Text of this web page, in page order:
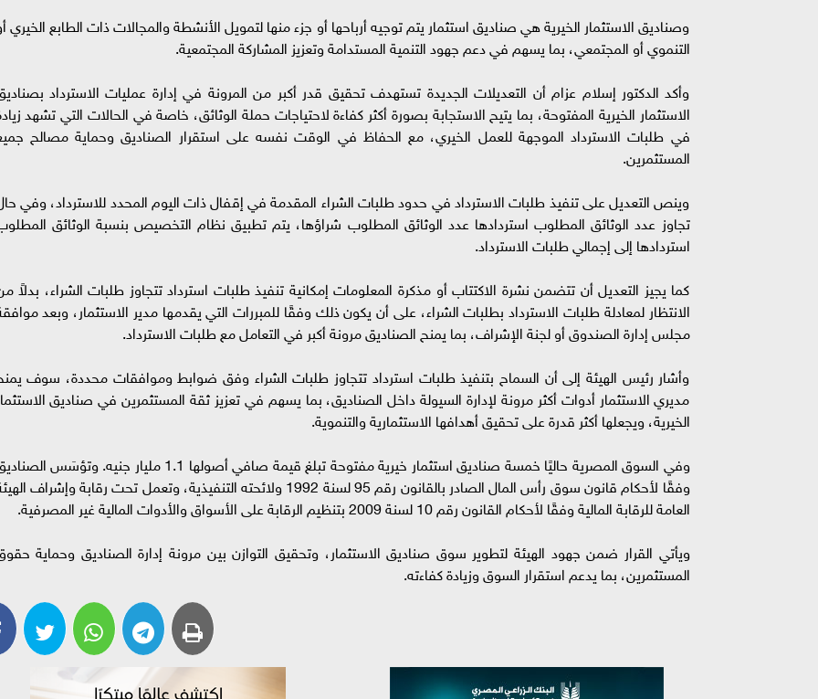
وصناديق الاستثمار الخيرية هي صناديق استثمار يتم توجيه أرباحها أو جزء منها لتمويل الأنشطة والمجالات ذات الطابع الخيري
التنموي أو المجتمعي، بما يسهم في دعم جهود التنمية المستدامة وتعزيز المشاركة المجتمعية.
وأكد الدكتور إسلام عزام أن التعديلات الجديدة تستهدف تحقيق قدر أكبر من المرونة في إدارة عمليات الاسترداد
الاستثمار الخيرية المفتوحة، بما يتيح الاستجابة بصورة أكثر كفاءة لاحتياجات حملة الوثائق، خاصة في الحالات التي تشهد
في طلبات الاسترداد الموجهة للعمل الخيري، مع الحفاظ في الوقت نفسه على استقرار الصناديق وحماية مصالح
المستثمرين.
وينص التعديل على تنفيذ طلبات الاسترداد في حدود طلبات الشراء المقدمة في إقفال ذات اليوم المحدد للاسترداد، وفي
تجاوز عدد الوثائق المطلوب استردادها عدد الوثائق المطلوب شراؤها، يتم تطبيق نظام التخصيص بنسبة الوثائق
استردادها إلى إجمالي طلبات الاسترداد.
كما يجيز التعديل أن تتضمن نشرة الاكتتاب أو مذكرة المعلومات إمكانية تنفيذ طلبات استرداد تتجاوز طلبات الشراء، بدلاً
الانتظار لمعادلة طلبات الاسترداد بطلبات الشراء، على أن يكون ذلك وفقًا للمبررات التي يقدمها مدير الاستثمار، وبعد
مجلس إدارة الصندوق أو لجنة الإشراف، بما يمنح الصناديق مرونة أكبر في التعامل مع طلبات الاسترداد.
وأشار رئيس الهيئة إلى أن السماح بتنفيذ طلبات استرداد تتجاوز طلبات الشراء وفق ضوابط وموافقات محددة، سوف
مديري الاستثمار أدوات أكثر مرونة لإدارة السيولة داخل الصناديق، بما يسهم في تعزيز ثقة المستثمرين في صناديق
الخيرية، ويجعلها أكثر قدرة على تحقيق أهدافها الاستثمارية والتنموية.
وفي السوق المصرية حاليًا خمسة صناديق استثمار خيرية مفتوحة تبلغ قيمة صافي أصولها 1.1 مليار جنيه. وتؤسَس
وفقًا لأحكام قانون سوق رأس المال الصادر بالقانون رقم 95 لسنة 1992 ولائحته التنفيذية، وتعمل تحت رقابة وإشراف
العامة للرقابة المالية وفقًا لأحكام القانون رقم 10 لسنة 2009 بتنظيم الرقابة على الأسواق والأدوات المالية غير المصرفية.
ويأتي القرار ضمن جهود الهيئة لتطوير سوق صناديق الاستثمار، وتحقيق التوازن بين مرونة إدارة الصناديق وحماية
المستثمرين، بما يدعم استقرار السوق وزيادة كفاءته.